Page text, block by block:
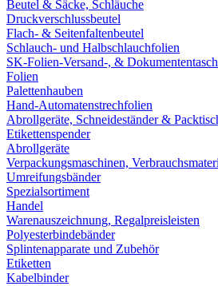
Beutel & Säcke, Schläuche
Druckverschlussbeutel
Flach- & Seitenfaltenbeutel
Schlauch- und Halbschlauchfolien
SK-Folien-Versand-, &
Folien
Palettenhauben
Hand-Automatenstrechfolien
Abrollgeräte, Schneideständer &
Etikettenspender
Abrollgeräte
Verpackungsmaschinen,
Umreifungsbänder
Spezialsortiment
Handel
Warenauszeichnung, Regalpreisleisten
Polyesterbindebänder
Splintenapparate und Zubehör
Etiketten
Kabelbinder